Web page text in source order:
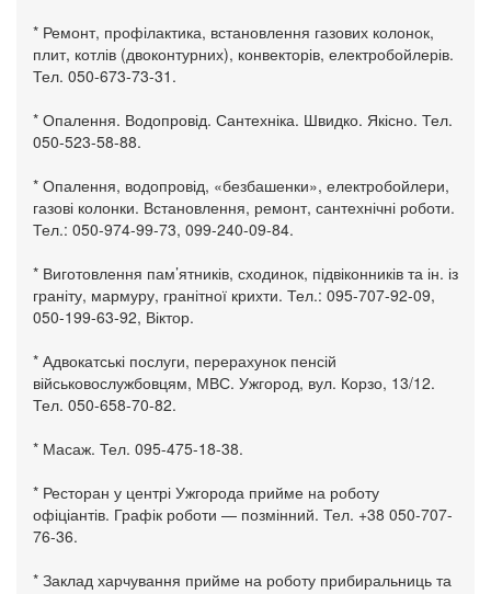
* Ремонт, профілактика, встановлення газових колонок,
плит, котлів (двоконтурних), конвекторів, електробойлерів.
Тел. 050-673-73-31.
* Опалення. Водопровід. Сантехніка. Швидко. Якісно. Тел.
050-523-58-88.
* Опалення, водопровід, «безбашенки», електробойлери,
газові колонки. Встановлення, ремонт, сантехнічні роботи.
Тел.: 050-974-99-73, 099-240-09-84.
* Виготовлення пам’ятників, сходинок, підвіконників та ін. із
граніту, мармуру, гранітної крихти. Тел.: 095-707-92-09,
050-199-63-92, Віктор.
* Адвокатські послуги, перерахунок пенсій
військовослужбовцям, МВС. Ужгород, вул. Корзо, 13/12.
Тел. 050-658-70-82.
* Масаж. Тел. 095-475-18-38.
* Ресторан у центрі Ужгорода прийме на роботу
офіціантів. Графік роботи — позмінний. Тел. +38 050-707-
76-36.
* Заклад харчування прийме на роботу прибиральниць та